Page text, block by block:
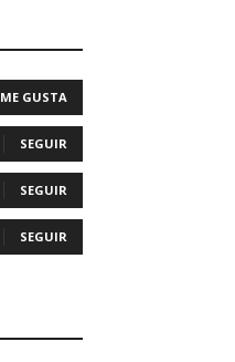
ME GUSTA
SEGUIR
SEGUIR
SEGUIR